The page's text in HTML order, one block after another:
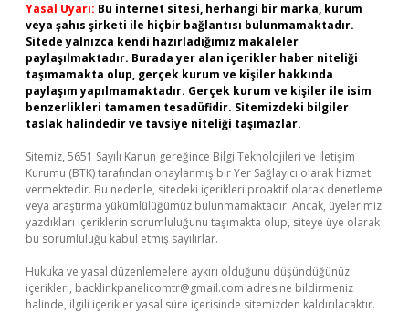
Yasal Uyarı: Bu internet sitesi, herhangi bir marka, kurum
veya şahıs şirketi ile hiçbir bağlantısı bulunmamaktadır.
Sitede yalnızca kendi hazırladığımız makaleler
paylaşılmaktadır. Burada yer alan içerikler haber niteliği
taşımamakta olup, gerçek kurum ve kişiler hakkında
paylaşım yapılmamaktadır. Gerçek kurum ve kişiler ile isim
benzerlikleri tamamen tesadüfidir. Sitemizdeki bilgiler
taslak halindedir ve tavsiye niteliği taşımazlar.
Sitemiz, 5651 Sayılı Kanun gereğince Bilgi Teknolojileri ve İletişim
Kurumu (BTK) tarafından onaylanmış bir Yer Sağlayıcı olarak hizmet
vermektedir. Bu nedenle, sitedeki içerikleri proaktif olarak denetleme
veya araştırma yükümlülüğümüz bulunmamaktadır. Ancak, üyelerimiz
yazdıkları içeriklerin sorumluluğunu taşımakta olup, siteye üye olarak
bu sorumluluğu kabul etmiş sayılırlar.
Hukuka ve yasal düzenlemelere aykırı olduğunu düşündüğünüz
içerikleri, backlinkpanelicomtr@gmail.com adresine bildirmeniz
halinde, ilgili içerikler yasal süre içerisinde sitemizden kaldırılacaktır.